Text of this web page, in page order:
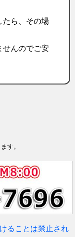
たら、その場
せんのでご安
す。
ることは禁止され